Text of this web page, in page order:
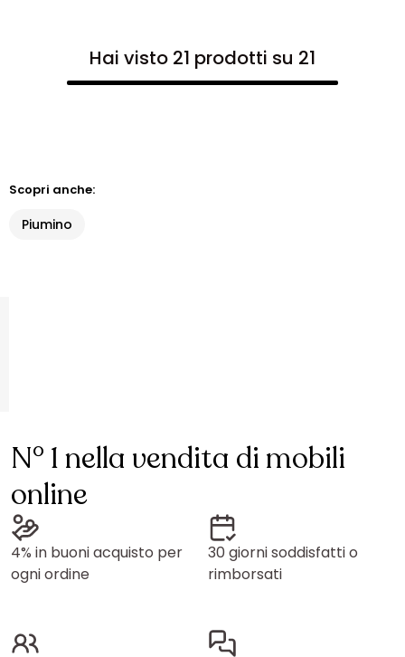
Hai visto 21 prodotti su 21
Scopri anche:
Piumino
N° 1 nella vendita di mobili
online
4% in buoni acquisto per
ogni ordine
30 giorni soddisfatti o
rimborsati